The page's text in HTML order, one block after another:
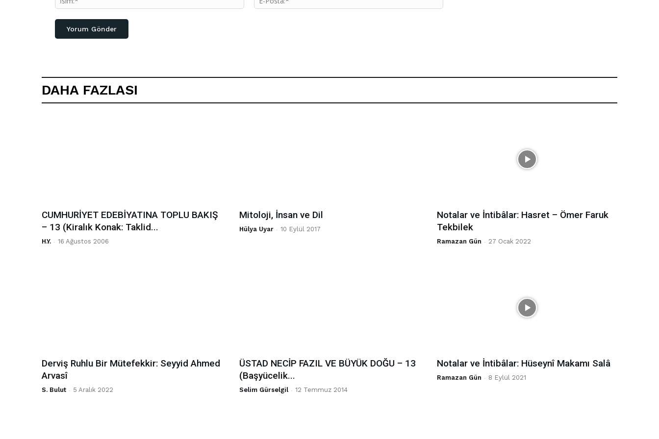
Posta:*
DAHA FAZLASI
CUMHURİYET EDEBİYATINA TOPLU BAKIŞ
– 13 (Kiralık Konak: Taklid...
H.Y. - 16 Ağustos 2006
Mitoloji, İnsan ve Dil
Hülya Uyar - 10 Eylül 2017
Notalar ve İntibâlar: Hasret – Ömer Faruk
Tekbilek
Ramazan Gün - 27 Ocak 2022
Derviş Ruhlu Bir Mütefekkir: Seyyid Ahmed
Arvasî
S. Bulut - 5 Aralık 2022
ÜSTAD NECİP FAZIL VE BÜYÜK DOĞU – 13
(Başyücelik...
Selim Gürselgil - 12 Temmuz 2014
Notalar ve İntibâlar: Hüseynî Makamı Salâ
Ramazan Gün - 8 Eylül 2021